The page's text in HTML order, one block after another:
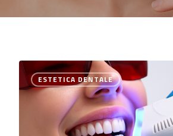
ESTETICA DENTALE